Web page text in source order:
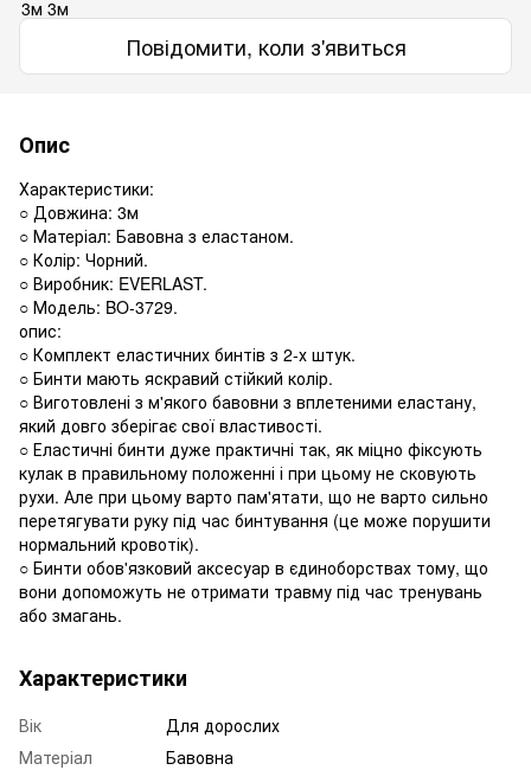
Повідомити, коли з'явиться
Опис
Характеристики:
○ Довжина: 3м
○ Матеріал: Бавовна з еластаном.
○ Колір: Чорний.
○ Виробник: EVERLAST.
○ Модель: BO-3729.
опис:
○ Комплект еластичних бинтів з 2-х штук.
○ Бинти мають яскравий стійкий колір.
○ Виготовлені з м'якого бавовни з вплетеними еластану,
який довго зберігає свої властивості.
○ Еластичні бинти дуже практичні так, як міцно фіксують
кулак в правильному положенні і при цьому не сковують
рухи. Але при цьому варто пам'ятати, що не варто сильно
перетягувати руку під час бинтування (це може порушити
нормальний кровотік).
○ Бинти обов'язковий аксесуар в єдиноборствах тому, що
вони допоможуть не отримати травму під час тренувань
або змагань.
Характеристики
Вік
Для дорослих
Матеріал
Бавовна